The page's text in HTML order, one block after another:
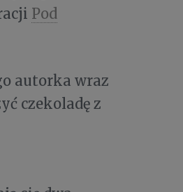
Pod
autorka wraz
czekoladę z